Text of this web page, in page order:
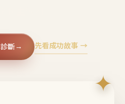
斷→ 先看成功故事 →
✦